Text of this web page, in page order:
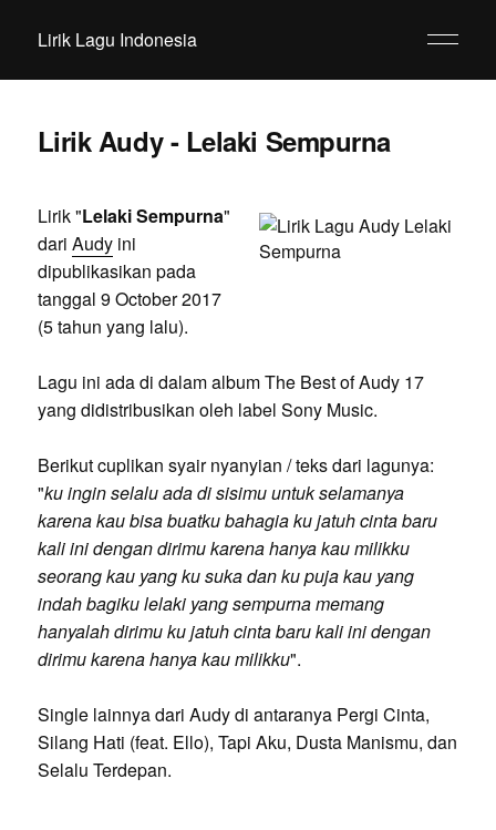
Lirik Lagu Indonesia
Lirik Audy - Lelaki Sempurna
Lirik "Lelaki Sempurna"
dari Audyini
dipublikasikan pada
tanggal 9 October 2017
(5 tahun yang lalu).
Lagu ini ada di dalam album The Best of Audy 17
yang didistribusikan oleh label Sony Music.
Berikut cuplikan syair nyanyian / teks dari lagunya:
"ku ingin selalu ada di sisimu untuk selamanya
karena kau bisa buatku bahagia ku jatuh cinta baru
kali ini dengan dirimu karena hanya kau milikku
seorang kau yang ku suka dan ku puja kau yang
indah bagiku lelaki yang sempurna memang
hanyalah dirimu ku jatuh cinta baru kali ini dengan
dirimu karena hanya kau milikku".
Single lainnya dari Audy di antaranya Pergi Cinta,
Silang Hati (feat. Ello), Tapi Aku, Dusta Manismu, dan
Selalu Terdepan.